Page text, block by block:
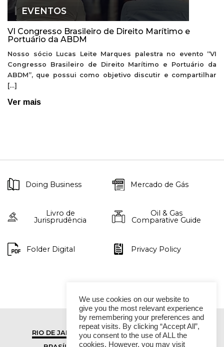
EVENTOS
VI Congresso Brasileiro de Direito Marítimo e
Portuário da ABDM
Nosso sócio Lucas Leite Marques palestra no evento “VI
Congresso Brasileiro de Direito Marítimo e Portuário da
ABDM”, que possui como objetivo discutir e compartilhar
[…]
Ver mais
Doing Business Mercado de Gás
Livro de
Jurisprudência
Oil & Gas
Comparative Guide
Folder Digital Privacy Policy
RIO DE JANEIRO
SÃO PAULO
We use cookies on our website to
give you the most relevant experience
by remembering your preferences and
repeat visits. By clicking “Accept All”,
you consent to the use of ALL the
cookies. However, you may visit